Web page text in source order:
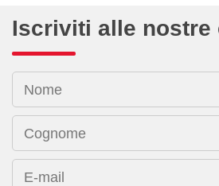
Iscriviti alle nostre
Nome
Cognome
E-mail